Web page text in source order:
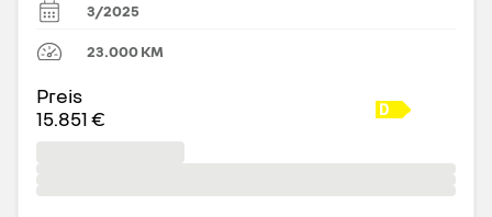
3/2025
23.000KM
Preis
15.851 €